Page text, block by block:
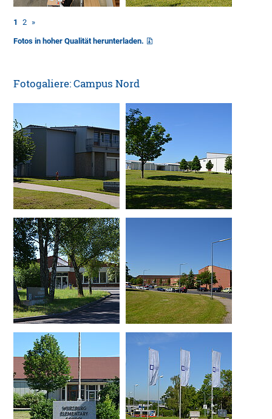
1 2 »
Fotos in hoher Qualität herunterladen.
Fotogaliere: Campus Nord